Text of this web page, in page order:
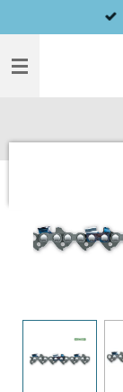
direct
naar
hoofdinhoud